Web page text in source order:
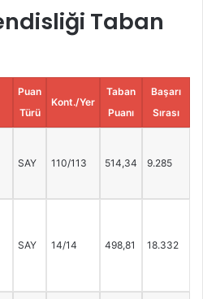
Taban
Puan
Türü
Kont./Yer
Taban
Puanı
Başarı
Sırası
SAY 110/113 514,34 9.285
SAY 14/14 498,81 18.332